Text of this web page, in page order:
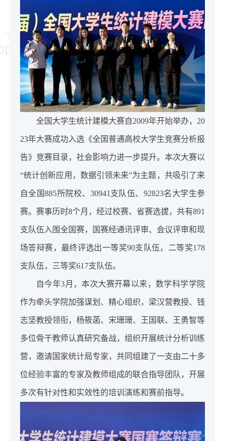
全国大学生统计建模大赛自2009年开始举办，20
23年大赛成功入选《全国普通高校大学生竞赛分析报
告》竞赛目录，社会影响力进一步提升。本次大赛以
“统计创新应用，数据引领未来”为主题，共吸引了来
自全国885所院校、30941支队伍、92823名大学生参
赛。赛事历时8个月，经过校赛、省赛选拔，共有891
支队伍入围全国赛，国赛经通讯评审、会议评审和现
场答辩赛，最终评选出一等奖90支队伍，二等奖178
支队伍，三等奖617支队伍。
自今年3月，本次大赛开幕以来，数学科学学院
作为牵头学院加强谋划、精心组织，梁汉营教授、钱
志坚教授领衔，杨筱菡、宋珊珊、王国联、王勇智等
多位骨干教师认真研究备战，组织开展统计分析训练
营，邀请国家统计局专家，共同组建了一支由二十多
位经验丰富的专家及教师组成的联合指导团队，开展
多次有针对性和实效性的培训演练和赛前指导。